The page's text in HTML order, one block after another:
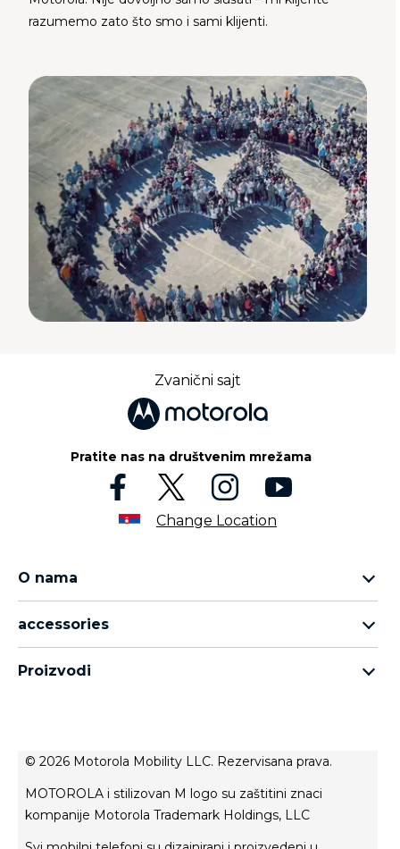
razumemo zato što smo i sami klijenti.
Zvanični sajt
Pratite nas na društvenim mrežama
Change Location
O nama
Moto G porodica
accessories
Proizvodi
conditions of sale
Website Privacy
© 2026 Motorola Mobility LLC. Rezervisana prava.
MOTOROLA i stilizovan M logo su zaštitini znaci
kompanije Motorola Trademark Holdings, LLC